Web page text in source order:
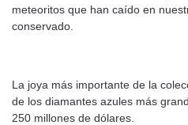
meteoritos que han caído en
conservado.
La joya más importante de la
de los diamantes azules más
250 millones de dólares.